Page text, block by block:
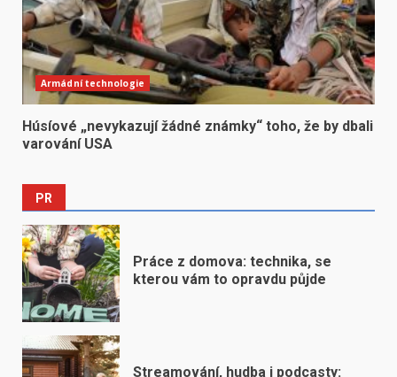
Armádní technologie
Húsíové „nevykazují žádné známky“ toho, že by dbali
varování USA
PR
Práce z domova: technika, se
kterou vám to opravdu půjde
Streamování, hudba i podcasty: